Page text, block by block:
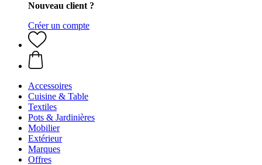
Nouveau client ?
Créer un compte
Accessoires
Cuisine & Table
Textiles
Pots & Jardinières
Mobilier
Extérieur
Marques
Offres